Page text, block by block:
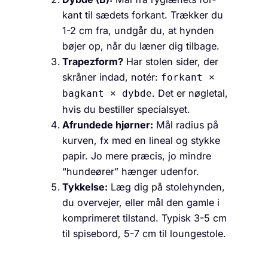
kant til sædets for­kant. Trækker du
1-2 cm fra, undgår du, at hynden
bøjer op, når du læner dig tilbage.
Trapezform? Har stolen sider, der
skråner indad, notér: for­kant ×
bag­kant × dybde. Det er nøgletal,
hvis du bestiller specialsyet.
Afrundede hjørner: Mål radius på
kurven, fx med en lineal og stykke
papir. Jo mere præcis, jo mindre
“hund­eører” hænger udenfor.
Tykkelse: Læg dig på stolehynden,
du overvejer, eller mål den gamle i
komprimeret tilstand. Typisk 3-5 cm
til spisebord, 5-7 cm til loungestole.